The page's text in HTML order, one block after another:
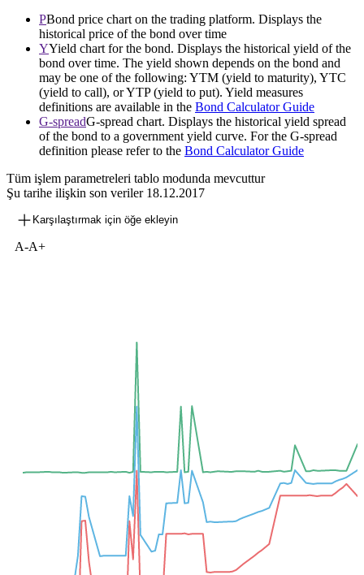
PBond price chart on the trading platform. Displays the
historical price of the bond over time
YYield chart for the bond. Displays the historical yield of the
bond over time. The yield shown depends on the bond and
may be one of the following: YTM (yield to maturity), YTC
(yield to call), or YTP (yield to put). Yield measures
definitions are available in the Bond Calculator Guide
G-spreadG-spread chart. Displays the historical yield spread
of the bond to a government yield curve. For the G-spread
definition please refer to the Bond Calculator Guide
Tüm işlem parametreleri tablo modunda mevcuttur
Şu tarihe ilişkin son veriler 18.12.2017
Karşılaştırmak için öğe ekleyin